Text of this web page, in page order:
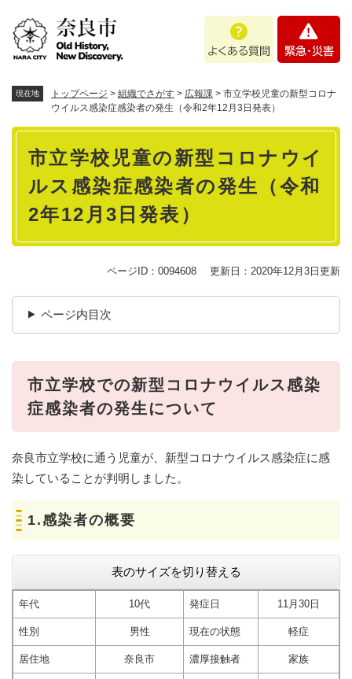
あ
問
・
現在地 トップページ > 組織でさがす > 広報課 > 市立学校児童の新型コロナ
ウイルス感染症感染者の発生（令和2年12月3日発表）
本
市立学校児童の新型コロナウイ
ルス感染症感染者の発生（令和
2年12月3日発表）
ページID：0094608 更新日：2020年12月3日更新
ページ内目次
市立学校での新型コロナウイルス感染
症感染者の発生について
奈良市立学校に通う児童が、新型コロナウイルス感染症に感
染していることが判明しました。
1.感染者の概要​​​​​​​
表のサイズを切り替える
年代 10代 発症日 11月30日
性別 男性 現在の状態 軽症
居住地 奈良市 濃厚接触者 家族